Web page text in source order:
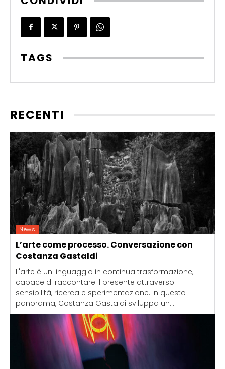
TAGS
RECENTI
News
L’arte come processo. Conversazione con
Costanza Gastaldi
L'arte è un linguaggio in continua trasformazione,
capace di raccontare il presente attraverso
sensibilità, ricerca e sperimentazione. In questo
panorama, Costanza Gastaldi sviluppa un...